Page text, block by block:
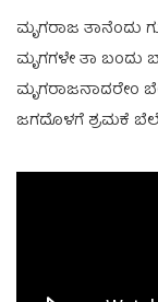
ಮೃಗರಾಜ ತಾನೆಂದು
ಮೃಗಗಳೇ ತಾ ಬಂದು
ಮೃಗರಾಜನಾದರೇಂ
ಜಗದೊಳಗೆ ಶ್ರಮಕೆ ಬೆಲೆ-